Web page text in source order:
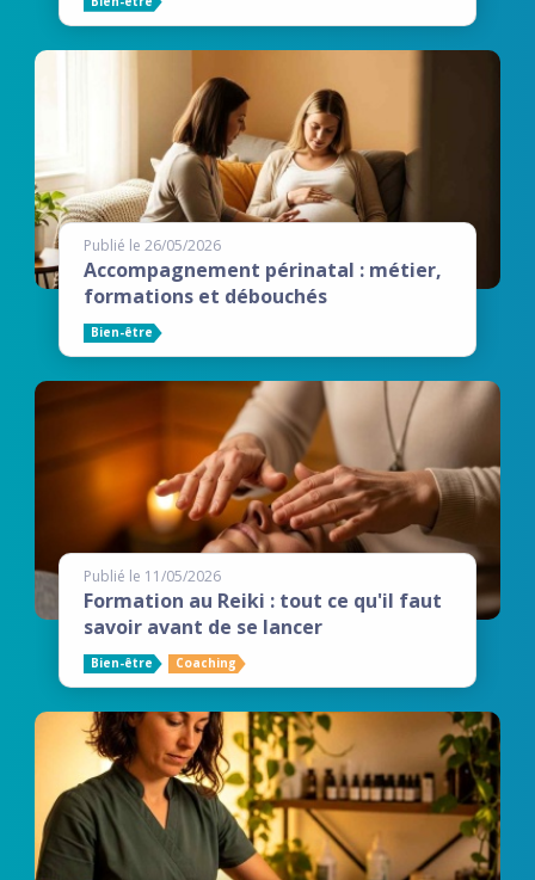
Publié le 26/05/2026
Accompagnement périnatal : métier,
formations et débouchés
Bien-être
Publié le 11/05/2026
Formation au Reiki : tout ce qu'il faut
savoir avant de se lancer
Bien-être Coaching